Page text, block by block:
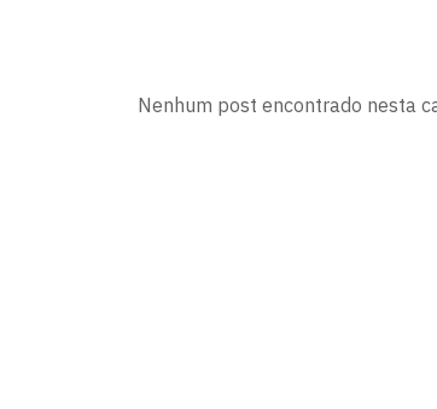
Nenhum post encontrado nesta